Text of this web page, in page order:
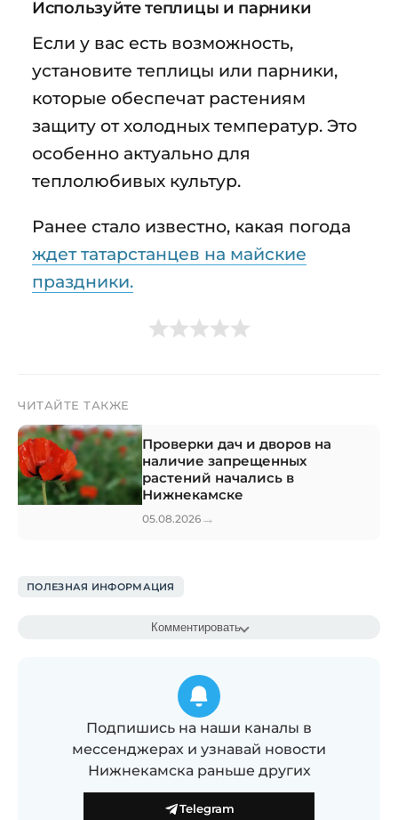
Используйте теплицы и парники
Если у вас есть возможность,
установите теплицы или парники,
которые обеспечат растениям
защиту от холодных температур. Это
особенно актуально для
теплолюбивых культур.
Ранее стало известно, какая погода
ждет татарстанцев на майские
праздники.
ЧИТАЙТЕ ТАКЖЕ
Проверки дач и дворов на
наличие запрещенных
растений начались в
Нижнекамске
05.08.2026 →
ПОЛЕЗНАЯ ИНФОРМАЦИЯ
Комментировать
Подпишись на наши каналы в
мессенджерах и узнавай новости
Нижнекамска раньше других
Telegram